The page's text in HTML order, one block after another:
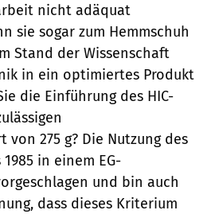
nicht adäquat
sie sogar zum Hemmschuh
Stand der Wissenschaft
in ein optimiertes Produkt
die Einführung des HIC-
von 275 g? Die Nutzung des
in einem EG-
und bin auch
dass dieses Kriterium